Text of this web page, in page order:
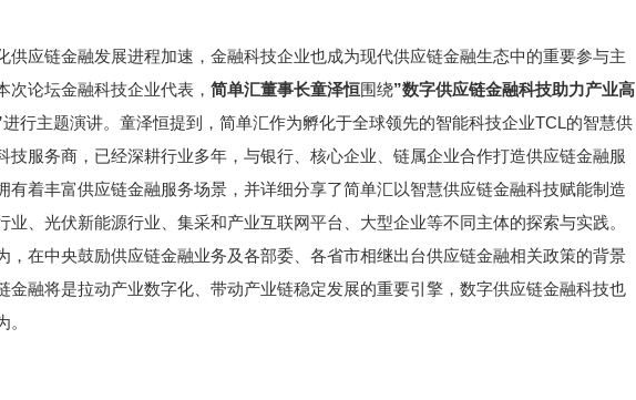
供应链金融发展进程加速，金融科技企业也成为现代供应链金融生态中的重要参与主
次论坛金融科技企业代表， 简单汇董事长童泽恒围绕”数字供应链金融科技助力产业高
进行主题演讲。童泽恒提到，简单汇作为孵化于全球领先的智能科技企业TCL的智慧供
技服务商，已经深耕行业多年，与银行、核心企业、链属企业合作打造供应链金融服
有着丰富供应链金融服务场景，并详细分享了简单汇以智慧供应链金融科技赋能制造
业、光伏新能源行业、集采和产业互联网平台、大型企业等不同主体的探索与实践。
，在中央鼓励供应链金融业务及各部委、各省市相继出台供应链金融相关政策的背景
金融将是拉动产业数字化、带动产业链稳定发展的重要引擎，数字供应链金融科技也
。